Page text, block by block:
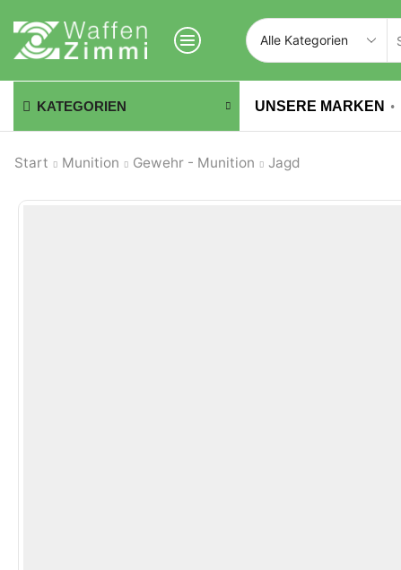
KATEGORIEN UNSERE MARKEN
Start Munition Gewehr - Munition Jagd